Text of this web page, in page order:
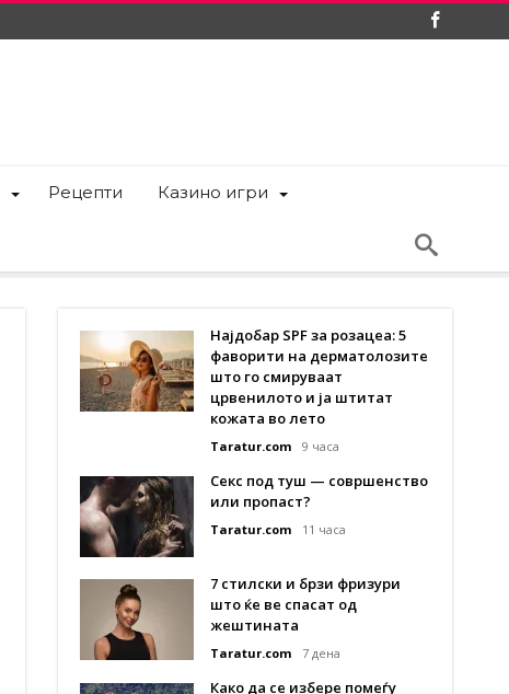
Рецепти Казино игри
Најдобар SPF за розацеа: 5
фаворити на дерматолозите
што го смируваат
црвенилото и ја штитат
кожата во лето
Taratur.com 9 часа
Секс под туш — совршенство
или пропаст?
Taratur.com 11 часа
7 стилски и брзи фризури
што ќе ве спасат од
жештината
Taratur.com 7 дена
Како да се избере помеѓу